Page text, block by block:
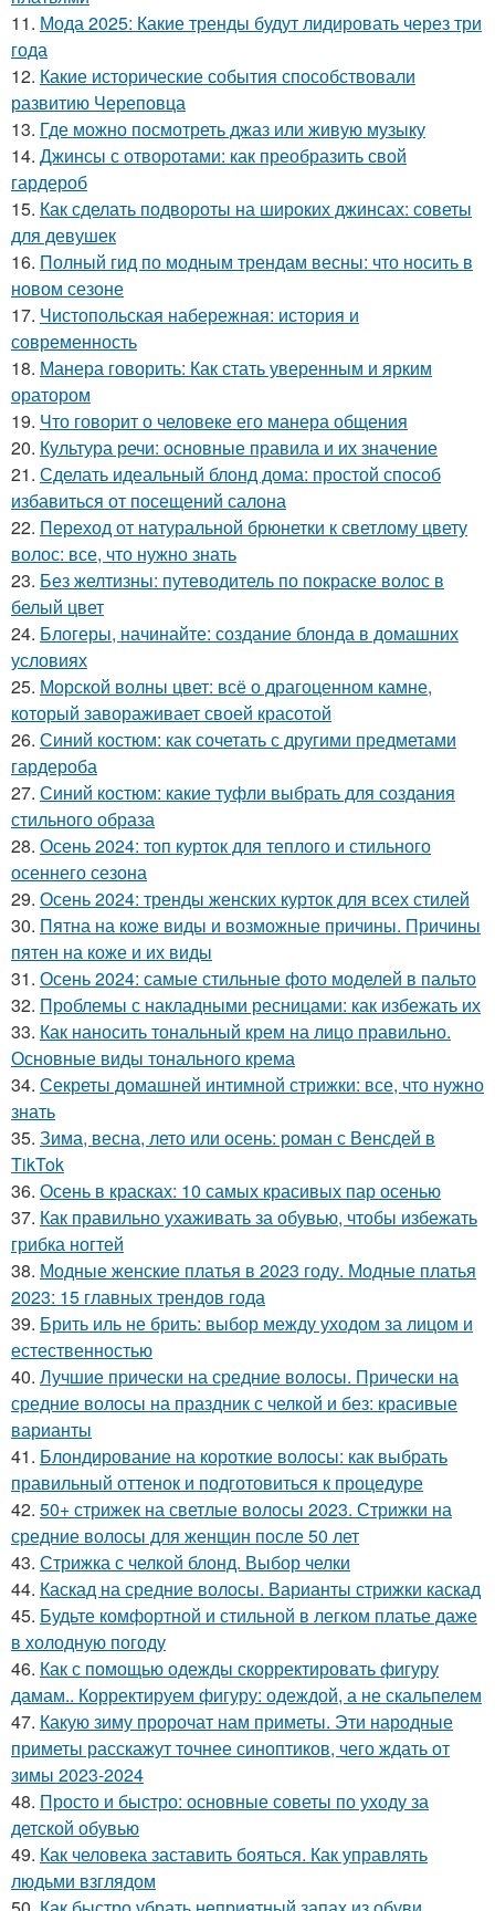
11. Мода 2025: Какие тренды будут лидировать через три
года
12. Какие исторические события способствовали
развитию Череповца
13. Где можно посмотреть джаз или живую музыку
14. Джинсы с отворотами: как преобразить свой
гардероб
15. Как сделать подвороты на широких джинсах: советы
для девушек
16. Полный гид по модным трендам весны: что носить в
новом сезоне
17. Чистопольская набережная: история и
современность
18. Манера говорить: Как стать уверенным и ярким
оратором
19. Что говорит о человеке его манера общения
20. Культура речи: основные правила и их значение
21. Сделать идеальный блонд дома: простой способ
избавиться от посещений салона
22. Переход от натуральной брюнетки к светлому цвету
волос: все, что нужно знать
23. Без желтизны: путеводитель по покраске волос в
белый цвет
24. Блогеры, начинайте: создание блонда в домашних
условиях
25. Морской волны цвет: всё о драгоценном камне,
который завораживает своей красотой
26. Синий костюм: как сочетать с другими предметами
гардероба
27. Синий костюм: какие туфли выбрать для создания
стильного образа
28. Осень 2024: топ курток для теплого и стильного
осеннего сезона
29. Осень 2024: тренды женских курток для всех стилей
30. Пятна на коже виды и возможные причины. Причины
пятен на коже и их виды
31. Осень 2024: самые стильные фото моделей в пальто
32. Проблемы с накладными ресницами: как избежать их
33. Как наносить тональный крем на лицо правильно.
Основные виды тонального крема
34. Секреты домашней интимной стрижки: все, что нужно
знать
35. Зима, весна, лето или осень: роман с Венсдей в
TikTok
36. Осень в красках: 10 самых красивых пар осенью
37. Как правильно ухаживать за обувью, чтобы избежать
грибка ногтей
38. Модные женские платья в 2023 году. Модные платья
2023: 15 главных трендов года
39. Брить иль не брить: выбор между уходом за лицом и
естественностью
40. Лучшие прически на средние волосы. Прически на
средние волосы на праздник с челкой и без: красивые
варианты
41. Блондирование на короткие волосы: как выбрать
правильный оттенок и подготовиться к процедуре
42. 50+ стрижек на светлые волосы 2023. Стрижки на
средние волосы для женщин после 50 лет
43. Стрижка с челкой блонд. Выбор челки
44. Каскад на средние волосы. Варианты стрижки каскад
45. Будьте комфортной и стильной в легком платье даже
в холодную погоду
46. Как с помощью одежды скорректировать фигуру
дамам.. Корректируем фигуру: одеждой, а не скальпелем
47. Какую зиму пророчат нам приметы. Эти народные
приметы расскажут точнее синоптиков, чего ждать от
зимы 2023-2024
48. Просто и быстро: основные советы по уходу за
детской обувью
49. Как человека заставить бояться. Как управлять
людьми взглядом